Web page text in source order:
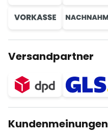
Versandpartner
Kundenmeinungen